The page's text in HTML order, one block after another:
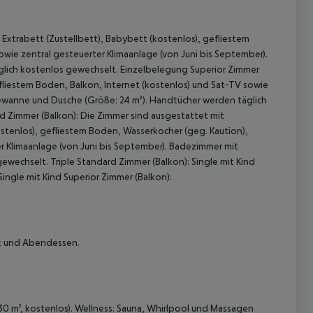
Extrabett (Zustellbett), Babybett (kostenlos), gefliestem
zentral gesteuerter Klimaanlage (von Juni bis September).
kostenlos gewechselt. Einzelbelegung Superior Zimmer
Boden, Balkon, Internet (kostenlos) und Sat-TV sowie
und Dusche (Größe: 24 m²). Handtücher werden täglich
Zimmer (Balkon): Die Zimmer sind ausgestattet mit
gefliestem Boden, Wasserkocher (geg. Kaution),
(von Juni bis September). Badezimmer mit
Triple Standard Zimmer (Balkon): Single mit Kind
mit Kind Superior Zimmer (Balkon):
und Abendessen.
kostenlos). Wellness: Sauna, Whirlpool und Massagen